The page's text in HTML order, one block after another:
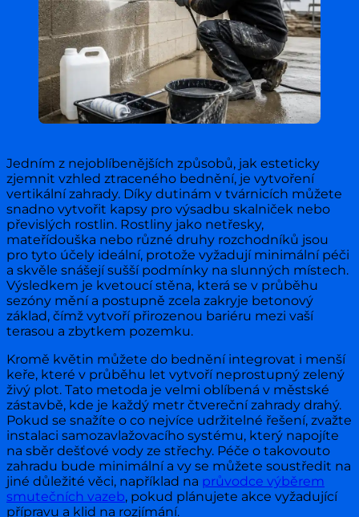
Jedním z nejoblíbenějších způsobů, jak esteticky
zjemnit vzhled ztraceného bednění, je vytvoření
vertikální zahrady. Díky dutinám v tvárnicích můžete
snadno vytvořit kapsy pro výsadbu skalniček nebo
převislých rostlin. Rostliny jako netřesky,
mateřídouška nebo různé druhy rozchodníků jsou
pro tyto účely ideální, protože vyžadují minimální péči
a skvěle snášejí sušší podmínky na slunných místech.
Výsledkem je kvetoucí stěna, která se v průběhu
sezóny mění a postupně zcela zakryje betonový
základ, čímž vytvoří přirozenou bariéru mezi vaší
terasou a zbytkem pozemku.
Kromě květin můžete do bednění integrovat i menší
keře, které v průběhu let vytvoří neprostupný zelený
živý plot. Tato metoda je velmi oblíbená v městské
zástavbě, kde je každý metr čtvereční zahrady drahý.
Pokud se snažíte o co nejvíce udržitelné řešení, zvažte
instalaci samozavlažovacího systému, který napojíte
na sběr dešťové vody ze střechy. Péče o takovouto
zahradu bude minimální a vy se můžete soustředit na
jiné důležité věci, například na průvodce výběrem
smutečních vazeb, pokud plánujete akce vyžadující
přípravu a klid na rozjímání.